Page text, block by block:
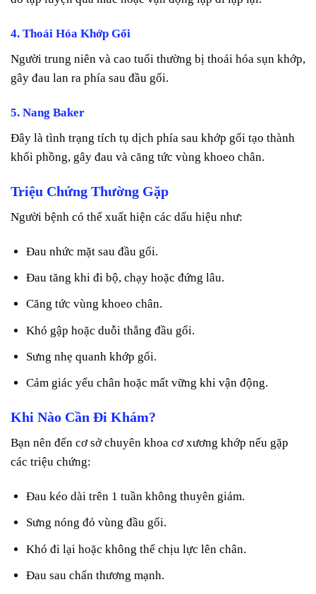
4. Thoái Hóa Khớp Gối
Người trung niên và cao tuổi thường bị thoái hóa sụn khớp,
gây đau lan ra phía sau đầu gối.
5. Nang Baker
Đây là tình trạng tích tụ dịch phía sau khớp gối tạo thành
khối phồng, gây đau và căng tức vùng khoeo chân.
Triệu Chứng Thường Gặp
Người bệnh có thể xuất hiện các dấu hiệu như:
Đau nhức mặt sau đầu gối.
Đau tăng khi đi bộ, chạy hoặc đứng lâu.
Căng tức vùng khoeo chân.
Khó gập hoặc duỗi thẳng đầu gối.
Sưng nhẹ quanh khớp gối.
Cảm giác yếu chân hoặc mất vững khi vận động.
Khi Nào Cần Đi Khám?
Bạn nên đến cơ sở chuyên khoa cơ xương khớp nếu gặp
các triệu chứng:
Đau kéo dài trên 1 tuần không thuyên giảm.
Sưng nóng đỏ vùng đầu gối.
Khó đi lại hoặc không thể chịu lực lên chân.
Đau sau chấn thương mạnh.